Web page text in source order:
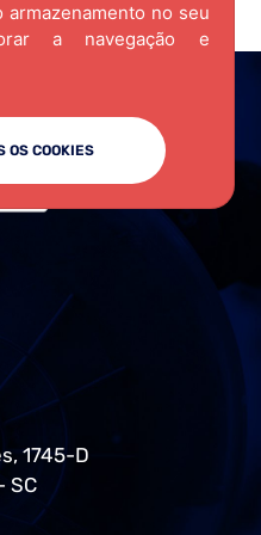
no seu
a navegação e
OS COOKIES
1745-D
SC